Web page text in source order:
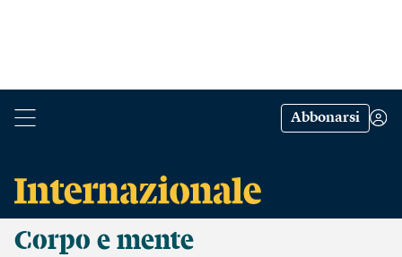
Abbonarsi
Corpo e mente